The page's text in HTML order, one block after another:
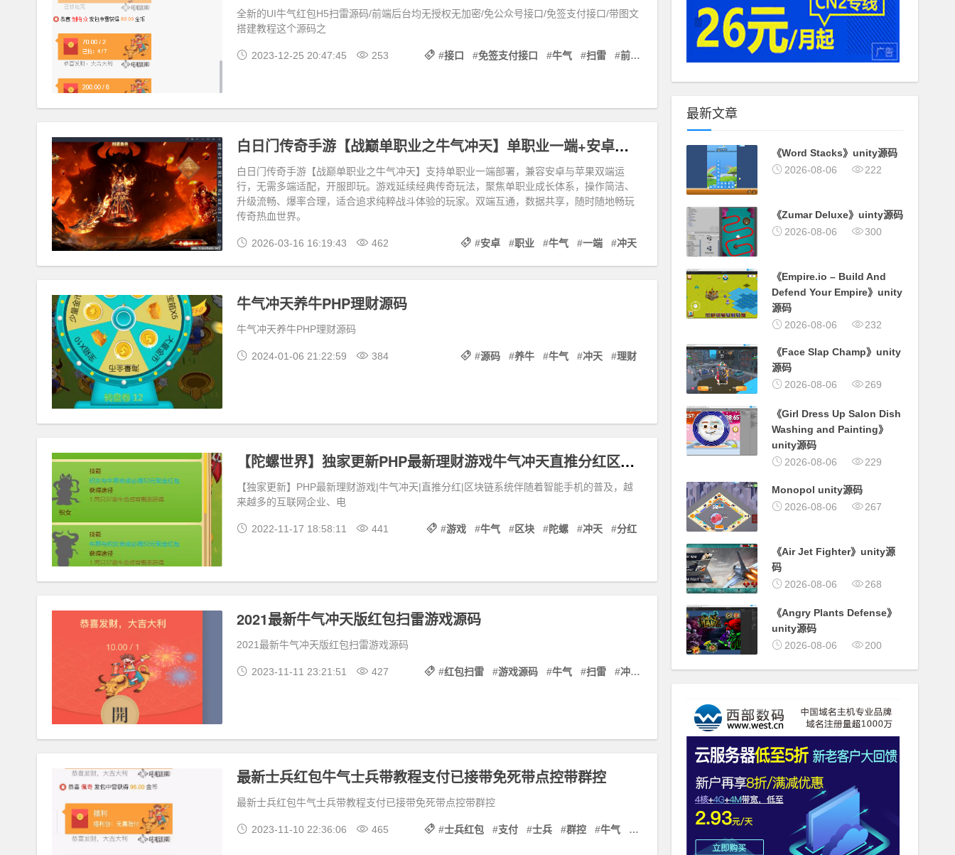
全新的UI牛气红包H5扫雷源码/前端后台均无授权无加密/免公众号接口/免签支付接口/带图文
搭建教程这个源码之
2023-12-25 20:47:45 253 #接口 #免签支付接口 #牛气 #扫雷 #前端
白日门传奇手游【战巅单职业之牛气冲天】单职业一端+安卓苹果双端
白日门传奇手游【战巅单职业之牛气冲天】支持单职业一端部署，兼容安卓与苹果双端运
行，无需多端适配，开服即玩。游戏延续经典传奇玩法，聚焦单职业成长体系，操作简洁、
升级流畅、爆率合理，适合追求纯粹战斗体验的玩家。双端互通，数据共享，随时随地畅玩
传奇热血世界。
2026-03-16 16:19:43 462 #安卓 #职业 #牛气 #一端 #冲天
牛气冲天养牛PHP理财源码
牛气冲天养牛PHP理财源码
2024-01-06 21:22:59 384 #源码 #养牛 #牛气 #冲天 #理财
【陀螺世界】独家更新PHP最新理财游戏牛气冲天直推分红区块链系统
【独家更新】PHP最新理财游戏|牛气冲天|直推分红|区块链系统伴随着智能手机的普及，越
来越多的互联网企业、电
2022-11-17 18:58:11 441 #游戏 #牛气 #区块 #陀螺 #冲天 #分红
2021最新牛气冲天版红包扫雷游戏源码
2021最新牛气冲天版红包扫雷游戏源码
2023-11-11 23:21:51 427 #红包扫雷 #游戏源码 #牛气 #扫雷 #冲天 红包
最新士兵红包牛气士兵带教程支付已接带免死带点控带群控
最新士兵红包牛气士兵带教程支付已接带免死带点控带群控
2023-11-10 22:36:06 465 #士兵红包 #支付 #士兵 #群控 #牛气 红包
最新文章
《Word Stacks》unity源码
2026-08-06
222
《Zumar Deluxe》uinty源码
2026-08-06
300
《Empire.io – Build And
Defend Your Empire》unity
源码
2026-08-06
232
《Face Slap Champ》unity
源码
2026-08-06
269
《Girl Dress Up Salon Dish
Washing and Painting》
unity源码
2026-08-06
229
Monopol unity源码
2026-08-06
267
《Air Jet Fighter》unity源
码
2026-08-06
268
《Angry Plants Defense》
unity源码
2026-08-06
200